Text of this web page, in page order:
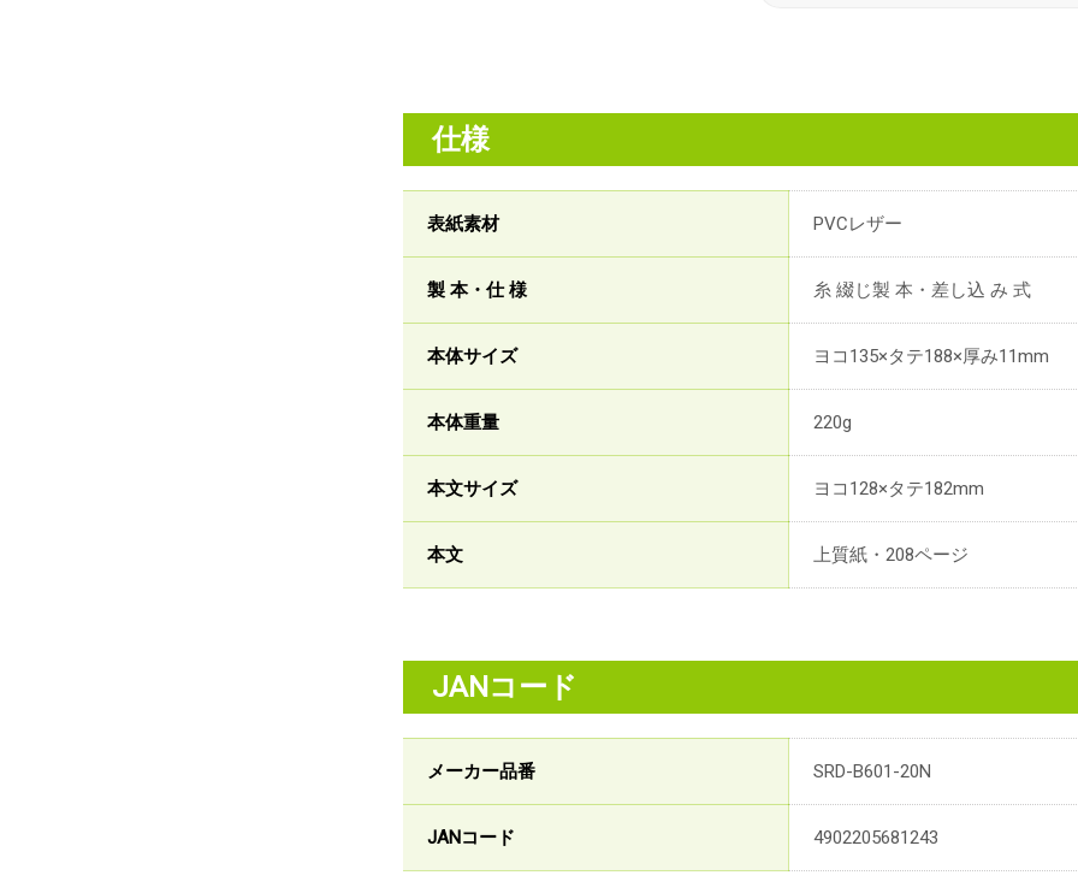
仕様
表紙素材 PVCレザー
製 本・仕 様 糸 綴じ製 本・差し込 み 式
本体サイズ ヨコ135×タテ188×厚み11mm
本体重量 220g
本文サイズ ヨコ128×タテ182mm
本文 上質紙・208ページ
JANコード
メーカー品番 SRD-B601-20N
JANコード 4902205681243